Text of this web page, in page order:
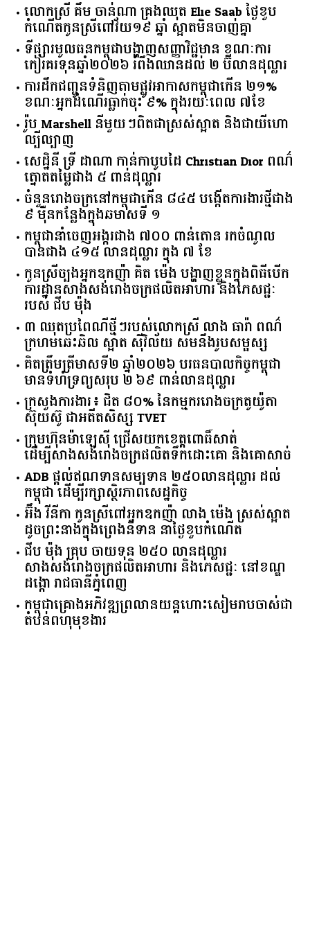
លោកស្រី គឹម ចាន់ណា គ្រងឈុត Elie Saab ថ្ងៃខួប
កំណើតកូនស្រីពៅវ័យ១៩ ឆ្នាំ ស្អាតមិនចាញ់គ្នា
ទីផ្សារ​មូលធន​កម្ពុជា​បង្ហាញ​សញ្ញា​វិជ្ជមាន​ ​ខណៈ​ការ​
កៀរគរ​ទុន​ឆ្នាំ​២០២៦​ ​រំពឹង​ឈានដល់​ ​២​ ​ប៊ីលាន​ដុល្លារ​
ការដឹកជញ្ជូនទំនិញតាមផ្លូវអាកាសកម្ពុជាកើន ២១%
ខណៈអ្នកដំណើរធ្លាក់ចុះ ៩% ក្នុងរយៈពេល ៧ខែ
រ៉ូប Marshell នីមួយៗពិតជាស្រស់ស្អាត និងជាយីហោ
ល្បីល្បាញ
សេដ្ឋិនី ទ្រី ដាណា កាន់កាបូបដៃ Christian Dior ពណ៌
ត្នោតតម្លៃជាង ៥ ពាន់ដុល្លារ
ចំនួន​រោងចក្រ​នៅ​កម្ពុជា​កើន​ ​៨៤៥​ ​បង្កើត​ការងារ​ថ្មី​ជាង​
​៩​ ​ម៉ឺន​កន្លែង​ក្នុង​ឆមាស​ទី ​១​
កម្ពុជានាំចេញអង្ករជាង ៧០០ ពាន់តោន រកចំណូល
បានជាង ៤១៥ លានដុល្លារ ក្នុង ៧ ខែ
កូនស្រីច្បងអ្នកឧកញ៉ា គិត ម៉េង បង្ហាញខ្លួនក្នុងពិធីបើក
ការដ្ឋានសាងសង់រោងចក្រផលិតអាហារ និងភេសជ្ជៈ
របស់ ជីប ម៉ុង
៣ ឈុតប្រពៃណីថ្មីៗរបស់លោកស្រី លាង ធារ៉ា ពណ៌
ក្រហមឆេះឆិល ស្អាត ​ស៊ីវិល័យ សមនឹងរូបសម្ផស្ស
គិត​ត្រឹមត្រីមាស​ទី​២​ ​ឆ្នាំ​២០២៦​ បរធន​បាលកិច្ច​កម្ពុជា​ ​
មាន​ទំហំ​ទ្រព្យ​សរុប​ ​២.៦៩​ ​ពាន់លាន​ដុល្លារ​
ក្រសួង​ការងារ​៖ ​ជិត​ ​៨០​% ​នៃ​កម្មករ​រោងចក្រ​តូយ៉ូតា ​
ស៊ុយ​ស៊ូ ​ជា​អតីត​សិស្ស​ ​TVET​
ក្រុមហ៊ុន​ម៉ាឡេស៊ី ជ្រើសយកខេត្ដពោធិ៍សាត់
ដើម្បីសាងសង់រោងចក្រផលិតទឹកដោះគោ និងគោសាច់
ADB ផ្តល់ឥណទានសម្បទាន ២៥០លានដុល្លារ ដល់
កម្ពុជា ដើម្បីរក្សាស្ថិរភាពសេដ្ឋកិច្ច
អ៊ឹង វីនីកា កូនស្រីពៅអ្នកឧកញ៉ា លាង ម៉េង ស្រស់ស្អាត
ដូចព្រះនាងក្នុងព្រេងនិទាន នាថ្ងៃខួបកំណើត
ជីប ម៉ុង គ្រុប ចាយទុន ២៥០ លានដុល្លារ
សាងសង់រោងចក្រផលិតអាហារ និងភេសជ្ជៈ នៅខណ្ឌ
ដង្កោ រាជធានីភ្នំពេញ
កម្ពុជា​គ្រោង​អភិវឌ្ឍ​ព្រលានយន្តហោះ​សៀមរាប​ចាស់​ជា​
តំបន់​ពហុ​មុខងារ​